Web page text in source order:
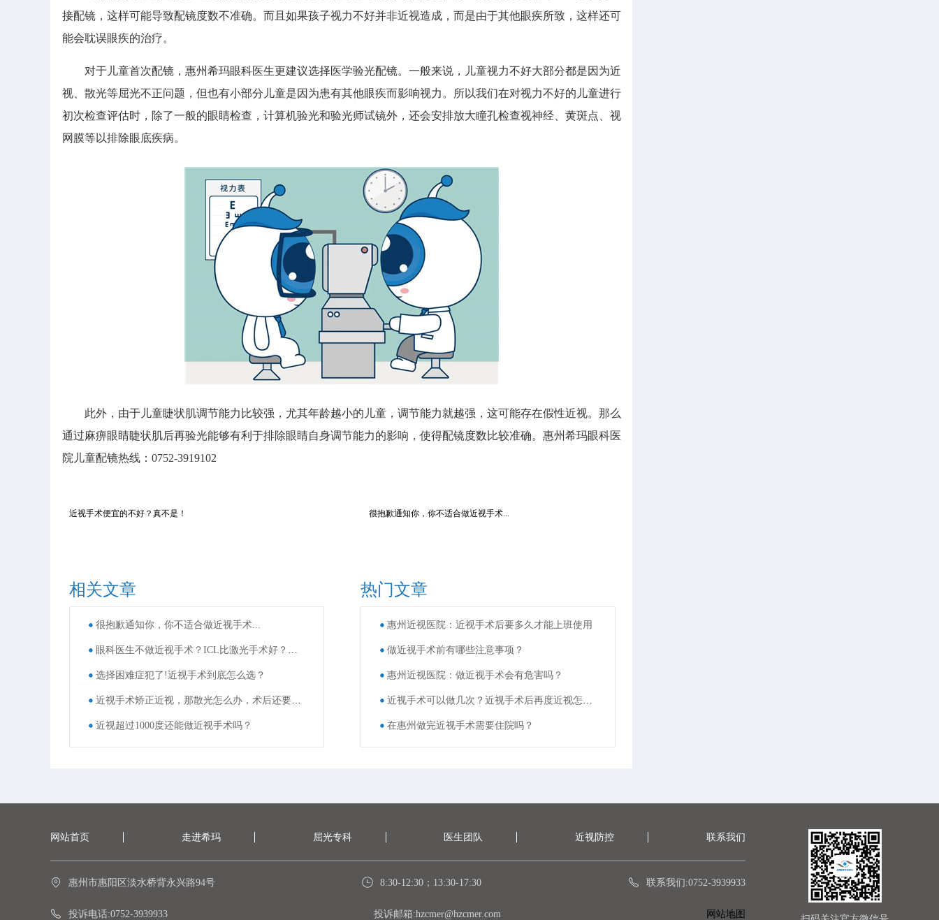
接配镜，这样可能导致配镜度数不准确。而且如果孩子视力不好并非近视造成，而是由于其他眼疾所致，这样还可
能会耽误眼疾的治疗。
对于儿童首次配镜，惠州希玛眼科医生更建议选择医学验光配镜。一般来说，儿童视力不好大部分都是因为近
视、散光等屈光不正问题，但也有小部分儿童是因为患有其他眼疾而影响视力。所以我们在对视力不好的儿童进行
初次检查评估时，除了一般的眼睛检查，计算机验光和验光师试镜外，还会安排放大瞳孔检查视神经、黄斑点、视
网膜等以排除眼底疾病。
此外，由于儿童睫状肌调节能力比较强，尤其年龄越小的儿童，调节能力就越强，这可能存在假性近视。那么
通过麻痹眼睛睫状肌后再验光能够有利于排除眼睛自身调节能力的影响，使得配镜度数比较准确。惠州希玛眼科医
院儿童配镜热线：0752-3919102
近视手术便宜的不好？真不是！ 很抱歉通知你，你不适合做近视手术...
相关文章
很抱歉通知你，你不适合做近视手术...
眼科医生不做近视手术？ICL比激光手术好？这些近视手术谣言，别再信了！
选择困难症犯了!近视手术到底怎么选？
近视手术矫正近视，那散光怎么办，术后还要戴眼镜吗？
近视超过1000度还能做近视手术吗？
热门文章
惠州近视医院：近视手术后要多久才能上班使用
做近视手术前有哪些注意事项？
惠州近视医院：做近视手术会有危害吗？
近视手术可以做几次？近视手术后再度近视怎么办？
在惠州做完近视手术需要住院吗？
网站首页 走进希玛 屈光专科 医生团队 近视防控 联系我们
惠州市惠阳区淡水桥背永兴路94号 8:30-12:30；13:30-17:30 联系我们:0752-3939933
投诉电话:0752-3939933 投诉邮箱:hzcmer@hzcmer.com 网站地图